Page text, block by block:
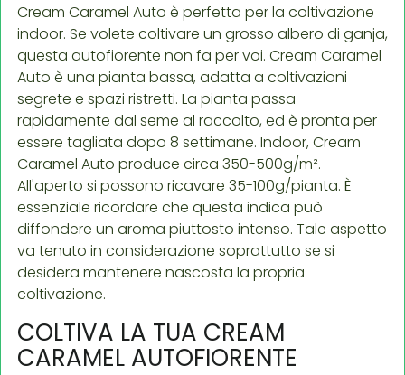
Cream Caramel Auto è perfetta per la coltivazione
indoor. Se volete coltivare un grosso albero di ganja,
questa autofiorente non fa per voi. Cream Caramel
Auto è una pianta bassa, adatta a coltivazioni
segrete e spazi ristretti. La pianta passa
rapidamente dal seme al raccolto, ed è pronta per
essere tagliata dopo 8 settimane. Indoor, Cream
Caramel Auto produce circa 350-500g/m².
All'aperto si possono ricavare 35-100g/pianta. È
essenziale ricordare che questa indica può
diffondere un aroma piuttosto intenso. Tale aspetto
va tenuto in considerazione soprattutto se si
desidera mantenere nascosta la propria
coltivazione.
COLTIVA LA TUA CREAM
CARAMEL AUTOFIORENTE